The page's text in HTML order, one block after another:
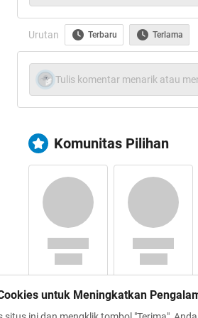
lihat
setelah membaca trit
Urutan Terbaru Terlama
Tulis komentar menarik atau
Komunitas Pilihan
untuk Meningkatkan